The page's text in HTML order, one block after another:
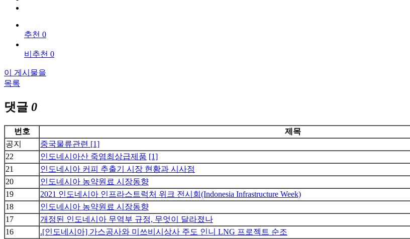
추천 0
비추천 0
이 게시물을
목록
댓글 0
번호 제목
공지
중국물류관련 [1]
22
인도네시아산 죽염최상급제품 [1]
21
인도네시아 커피 추출기 시장 현황과 시사점
20
인도네시아 농약원료 시장동향
19
2021 인도네시아 인프라스트럭처 위크 전시회(Indonesia Infrastructure Week)
18
인도네시아 농약원료 시장동향
17
개정된 인도네시아 무역부 규정, 무엇이 달라졌나
16
.[인도네시아] 가스공사와 미쓰비시상사 주도 인니 LNG 프로젝트 순조